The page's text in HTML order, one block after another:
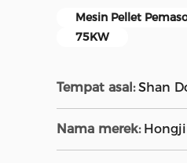
Mesin Pellet
75KW
Tempat asal: Shan
Nama merek: